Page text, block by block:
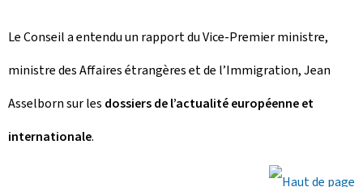
Le Conseil a entendu un rapport du Vice-Premier ministre,
ministre des Affaires étrangères et de l’Immigration, Jean
Asselborn sur les dossiers de l’actualité européenne et
internationale.